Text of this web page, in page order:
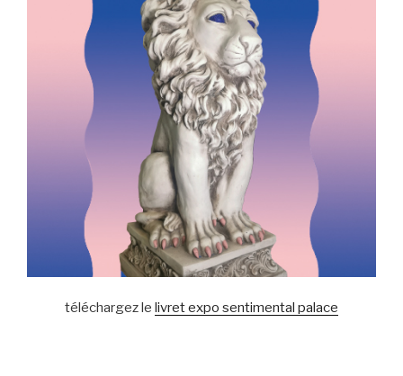
téléchargez le livret expo sentimental palace